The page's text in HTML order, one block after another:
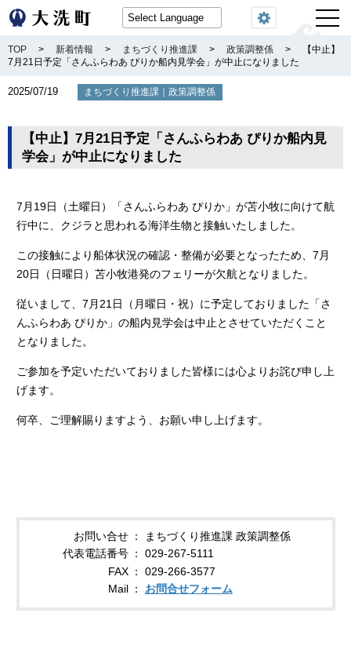
閲覧機能
TOP > 新着情報 > まちづくり推進課 > 政策調整係 >
【中止】
7月21日予定「さんふらわあ ぴりか船内見学会」が中止になりました
2025/07/19 まちづくり推進課 ｜政策調整係
【中止】7月21日予定「さんふらわあ ぴりか船内見
学会」が中止になりました
7月19日（土曜日）「さんふらわあ ぴりか」が苫小牧に向けて航
行中に、クジラと思われる海洋生物と接触いたしました。
この接触により船体状況の確認・整備が必要となったため、7月
20日（日曜日）苫小牧港発のフェリーが欠航となりました。
従いまして、7月21日（月曜日・祝）に予定しておりました「さ
んふらわあ ぴりか」の船内見学会は中止とさせていただくこと
となりました。
ご参加を予定いただいておりました皆様には心よりお詫び申し上
げます。
何卒、ご理解賜りますよう、お願い申し上げます。
お問い合せ
まちづくり推進課 政策調整係
代表電話番号
029-267-5111
FAX
029-266-3577
Mail
お問合せフォーム